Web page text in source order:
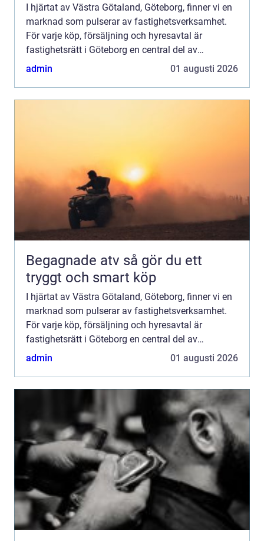
I hjärtat av Västra Götaland, Göteborg, finner vi en
marknad som pulserar av fastighetsverksamhet.
För varje köp, försäljning och hyresavtal är
fastighetsrätt i Göteborg en central del av
process...
admin 01 augusti 2026
Begagnade atv så gör du ett
tryggt och smart köp
I hjärtat av Västra Götaland, Göteborg, finner vi en
marknad som pulserar av fastighetsverksamhet.
För varje köp, försäljning och hyresavtal är
fastighetsrätt i Göteborg en central del av
process...
admin 01 augusti 2026